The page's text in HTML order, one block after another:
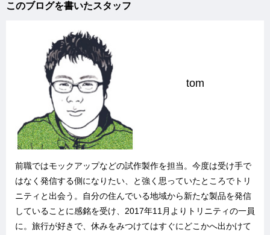
このブログを書いたスタッフ
tom
前職ではモックアップなどの試作製作を担当。今度は受け手で
はなく発信する側になりたい、と強く思っていたところでトリ
ニティと出会う。自分の住んでいる地域から新たな製品を発信
していることに感銘を受け、2017年11月よりトリニティの一員
に。旅行が好きで、休みをみつけてはすぐにどこかへ出かけて